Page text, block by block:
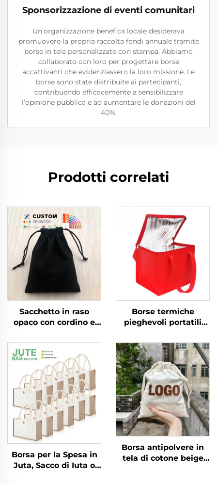
Sponsorizzazione di eventi comunitari
Un’organizzazione benefica locale desiderava
promuovere la propria raccolta fondi annuale tramite
borse in tela personalizzate con stampa. Abbiamo
collaborato con loro per progettare borse
accattivanti che evidenziassero la loro missione. Le
borse sono state distribuite ai partecipanti,
contribuendo efficacemente a sensibilizzare
l’opinione pubblica e ad aumentare le donazioni del
40%.
Prodotti correlati
Sacchetto in raso
opaco con cordino e
15*20 cm, sacchetto
antipolvere ecologico
per abbigliamento con
finitura personalizzata,
confezione regalo
Borse termiche
pieghevoli portatili
tessuto ecologiche
isolate per alimenti
consegna cibo borsa
frigo per birra
Borsa per la Spesa in
Juta, Sacco di Iuta o
Borsa antipolvere in
tela di cotone beige